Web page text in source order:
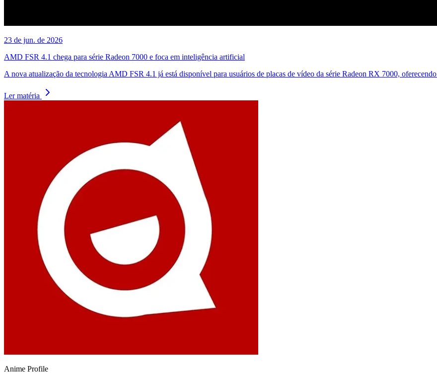
23 de jun. de 2026
AMD FSR 4.1 chega para série Radeon 7000 e foca em inteligência artificial
A nova atualização da tecnologia AMD FSR 4.1 já está disponível para usuários de placas de vídeo da série Radeon RX 7000,
Ler matéria
Anime Profile